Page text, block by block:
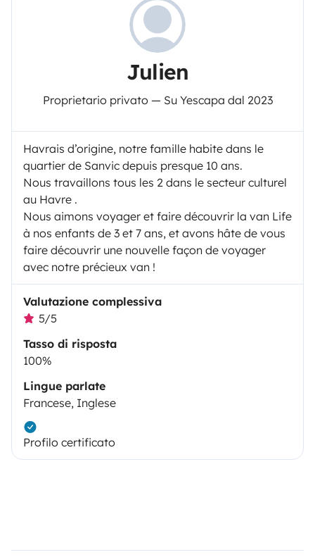
Julien
Proprietario privato — Su Yescapa dal 2023
Havrais d’origine, notre famille habite dans le
quartier de Sanvic depuis presque 10 ans.
Nous travaillons tous les 2 dans le secteur culturel
au Havre .
Nous aimons voyager et faire découvrir la van Life
à nos enfants de 3 et 7 ans, et avons hâte de vous
faire découvrir une nouvelle façon de voyager
avec notre précieux van !
Valutazione complessiva
5/5
Tasso di risposta
100%
Lingue parlate
Francese, Inglese
Profilo certificato